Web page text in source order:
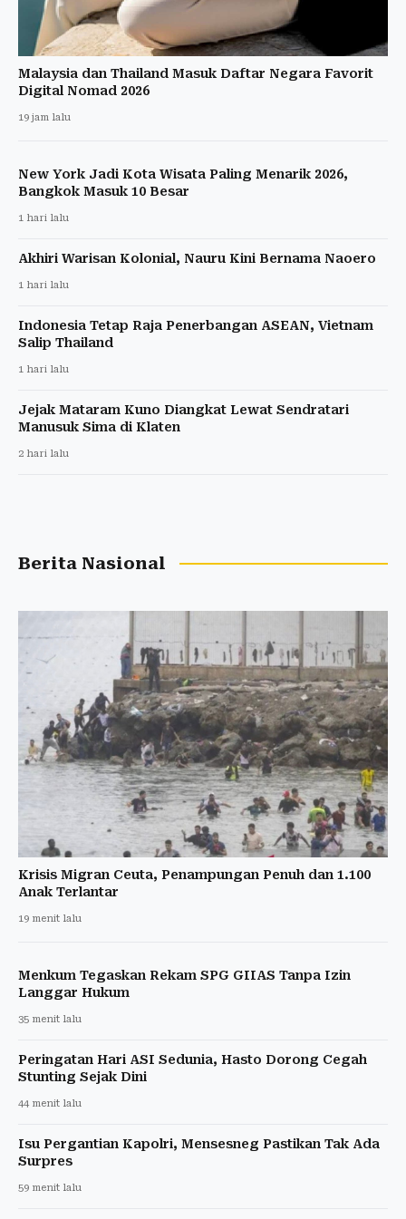
Malaysia dan Thailand Masuk Daftar Negara Favorit
Digital Nomad 2026
19 jam lalu
New York Jadi Kota Wisata Paling Menarik 2026,
Bangkok Masuk 10 Besar
1 hari lalu
Akhiri Warisan Kolonial, Nauru Kini Bernama Naoero
1 hari lalu
Indonesia Tetap Raja Penerbangan ASEAN, Vietnam
Salip Thailand
1 hari lalu
Jejak Mataram Kuno Diangkat Lewat Sendratari
Manusuk Sima di Klaten
2 hari lalu
Berita Nasional
Krisis Migran Ceuta, Penampungan Penuh dan 1.100
Anak Terlantar
19 menit lalu
Menkum Tegaskan Rekam SPG GIIAS Tanpa Izin
Langgar Hukum
35 menit lalu
Peringatan Hari ASI Sedunia, Hasto Dorong Cegah
Stunting Sejak Dini
44 menit lalu
Isu Pergantian Kapolri, Mensesneg Pastikan Tak Ada
Surpres
59 menit lalu